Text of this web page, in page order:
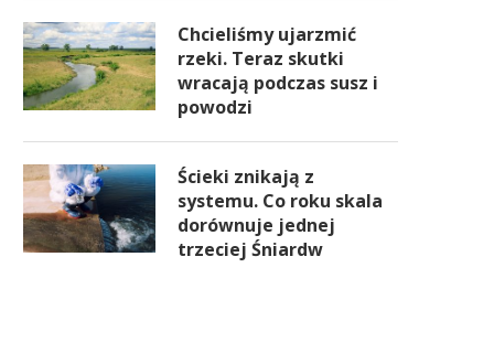
Chcieliśmy ujarzmić
rzeki. Teraz skutki
wracają podczas susz i
powodzi
Ścieki znikają z
systemu. Co roku skala
dorównuje jednej
trzeciej Śniardw